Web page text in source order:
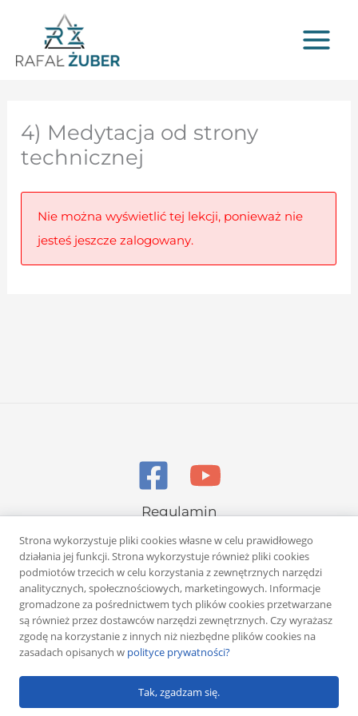
treści
4) Medytacja od strony
technicznej
Nie można wyświetlić tej lekcji, ponieważ nie
jesteś jeszcze zalogowany.
Regulamin
Polityka prywatności
Copyright © 2026 Rafał Żuber
Powered byKlub eMarketera
Strona wykorzystuje pliki cookies własne w celu prawidłowego
działania jej funkcji. Strona wykorzystuje również pliki cookies
podmiotów trzecich w celu korzystania z zewnętrznych narzędzi
analitycznych, społecznościowych, marketingowych. Informacje
gromadzone za pośrednictwem tych plików cookies przetwarzane
są również przez dostawców narzędzi zewnętrznych. Czy wyrażasz
zgodę na korzystanie z innych niż niezbędne plików cookies na
zasadach opisanych w polityce prywatności?
Tak, zgadzam się.